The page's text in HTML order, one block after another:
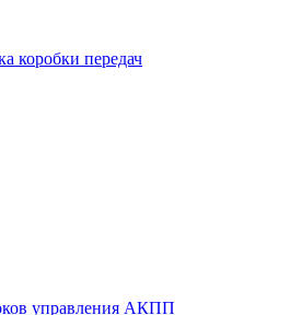
коробки передач
управления АКПП